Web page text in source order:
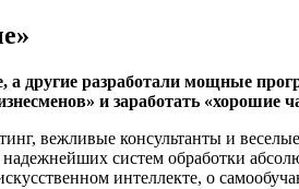
а другие разработали мощные
и заработать «хорошие
вежливые консультанты и
систем обработки
интеллекте, о